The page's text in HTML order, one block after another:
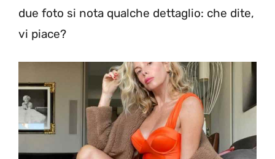
due foto si nota qualche dettaglio: che dite,
vi piace?